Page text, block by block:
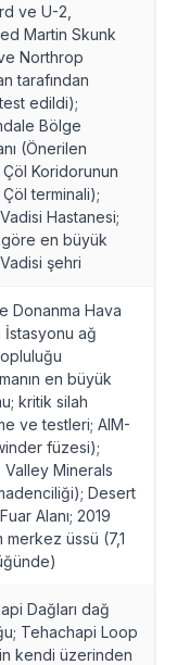
ve U-2,
Martin Skunk
Northrop
tarafından
edildi);
Bölge
(Önerilen
Koridorunun
terminali);
Hastanesi;
en büyük
şehri
Donanma Hava
İstasyonu ağ
en büyük
kritik silah
ve testleri; AIM-
füzesi);
Valley Minerals
Desert
Alanı; 2019
merkez üssü (7,1
Dağları dağ
Tehachapi Loop
kendi üzerinden